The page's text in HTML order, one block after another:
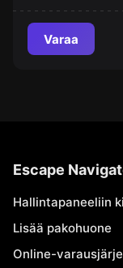
Varaa
Escape
Hallintapaneeliin
Lisää pakohuone
Online-